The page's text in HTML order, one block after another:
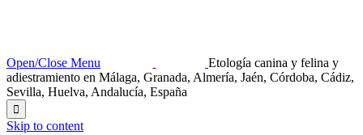
Open/Close Menu
Etología canina y felina y
adiestramiento en Málaga, Granada, Almería, Jaén, Córdoba, Cádiz,
Sevilla, Huelva, Andalucía, España

Skip to content